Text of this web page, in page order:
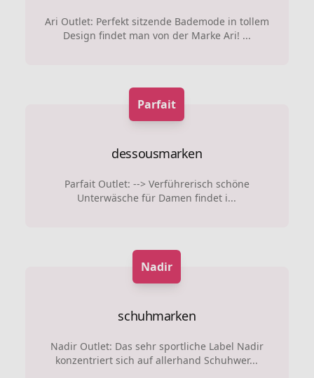
Ari Outlet: Perfekt sitzende Bademode in tollem
Design findet man von der Marke Ari! ...
Parfait
dessousmarken
Parfait Outlet: --> Verführerisch schöne
Unterwäsche für Damen findet i...
Nadir
schuhmarken
Nadir Outlet: Das sehr sportliche Label Nadir
konzentriert sich auf allerhand Schuhwer...